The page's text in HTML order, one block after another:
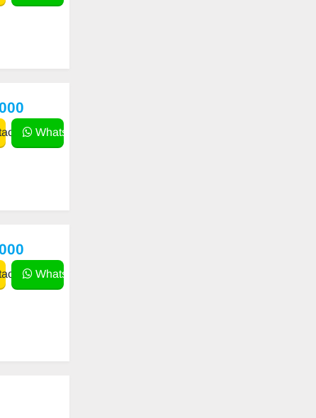
WhatsApp
WhatsApp